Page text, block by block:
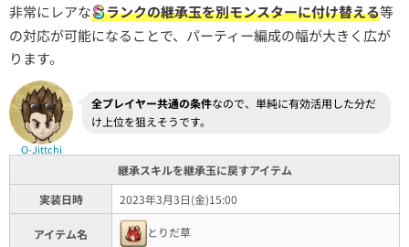
非常にレアな
ランクの継承玉を別モンスターに付け替える等
の対応が可能になることで、パーティー編成の幅が大きく広が
ります。
O-Jittchi
全プレイヤー共通の条件なので、単純に有効活用した分だ
け上位を狙えそうです。
継承スキルを継承玉に戻すアイテム
実装日時
2023年3月3日(金)15:00
アイテム名 とりだ草